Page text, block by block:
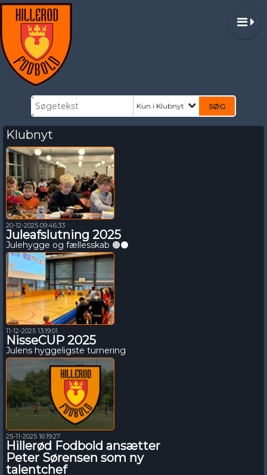
Kun i Klubnyt
Klubnyt
20-12-2025 09:46:33
Juleafslutning 2025
Julehygge og fællesskab 🟠⚫
11-12-2025 13:19:01
NisseCUP 2025
Julens hyggeligste turnering
25-11-2025 16:19:27
Hillerød Fodbold ansætter
Peter Sørensen som ny
talentchef